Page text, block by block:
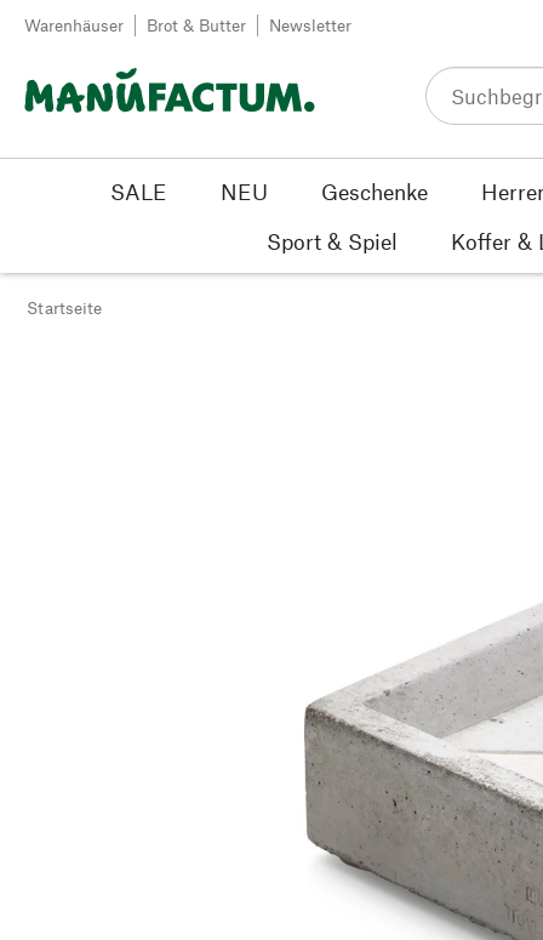
Zum Inhalt springen
Warenhäuser Brot & Butter Newsletter
SALE NEU Geschenke
Sport & Spiel
Koffer &
Startseite